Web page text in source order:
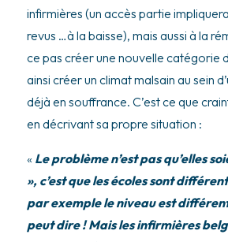
infirmières (un accès partie
revus …à la baisse), mais aussi à la
ce pas créer une nouvelle catégorie
ainsi créer un climat malsain au sein
déjà en souffrance. C’est ce que
en décrivant sa propre situation :
« Le problème n’est pas qu’elles
», c’est que les écoles sont
par exemple le niveau est
peut dire ! Mais les infirmières